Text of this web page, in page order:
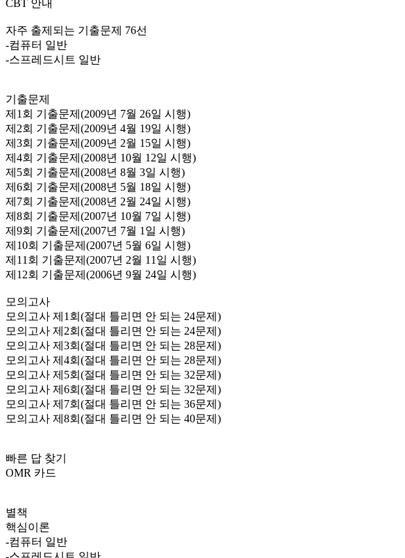
CBT 안내
자주 출제되는 기출문제 76선
-컴퓨터 일반
-스프레드시트 일반
기출문제
제1회 기출문제(2009년 7월 26일 시행)
제2회 기출문제(2009년 4월 19일 시행)
제3회 기출문제(2009년 2월 15일 시행)
제4회 기출문제(2008년 10월 12일 시행)
제5회 기출문제(2008년 8월 3일 시행)
제6회 기출문제(2008년 5월 18일 시행)
제7회 기출문제(2008년 2월 24일 시행)
제8회 기출문제(2007년 10월 7일 시행)
제9회 기출문제(2007년 7월 1일 시행)
제10회 기출문제(2007년 5월 6일 시행)
제11회 기출문제(2007년 2월 11일 시행)
제12회 기출문제(2006년 9월 24일 시행)
모의고사
모의고사 제1회(절대 틀리면 안 되는 24문제)
모의고사 제2회(절대 틀리면 안 되는 24문제)
모의고사 제3회(절대 틀리면 안 되는 28문제)
모의고사 제4회(절대 틀리면 안 되는 28문제)
모의고사 제5회(절대 틀리면 안 되는 32문제)
모의고사 제6회(절대 틀리면 안 되는 32문제)
모의고사 제7회(절대 틀리면 안 되는 36문제)
모의고사 제8회(절대 틀리면 안 되는 40문제)
빠른 답 찾기
OMR 카드
별책
핵심이론
-컴퓨터 일반